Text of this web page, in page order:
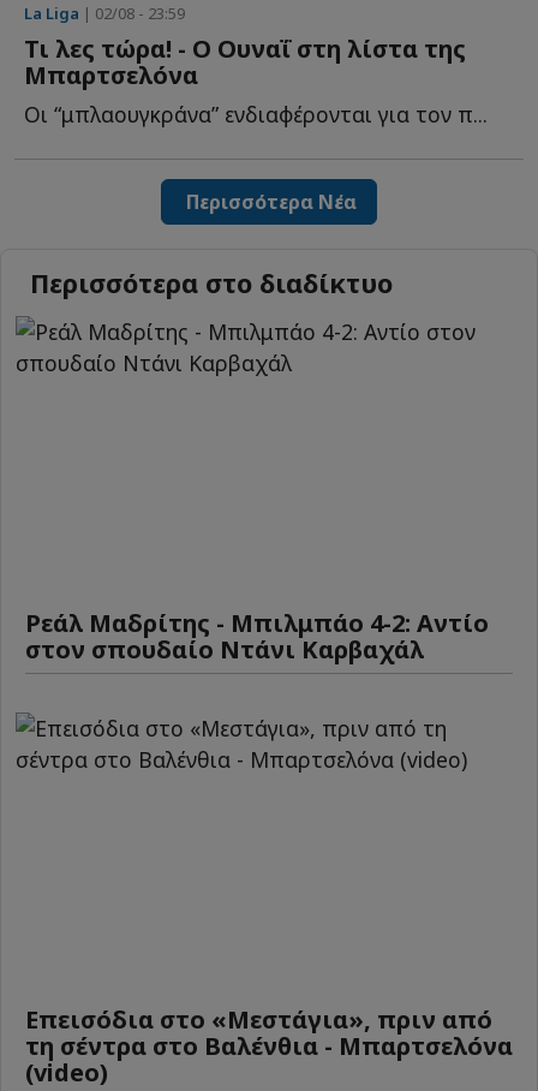
La Liga | 02/08 - 23:59
Τι λες τώρα! - Ο Ουναΐ στη λίστα της
Μπαρτσελόνα
Οι “μπλαουγκράνα” ενδιαφέρονται για τον π...
Περισσότερα Νέα
Περισσότερα στο διαδίκτυο
Ρεάλ Μαδρίτης - Μπιλμπάο 4-2: Αντίο
στον σπουδαίο Ντάνι Καρβαχάλ
Επεισόδια στο «Μεστάγια», πριν από
τη σέντρα στο Βαλένθια - Μπαρτσελόνα
(video)